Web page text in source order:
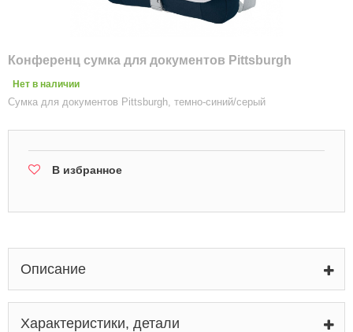
Конференц сумка для документов Pittsburgh
Нет в наличии
Сумка для документов Pittsburgh, темно-синий/серый
В избранное
Описание
Характеристики, детали